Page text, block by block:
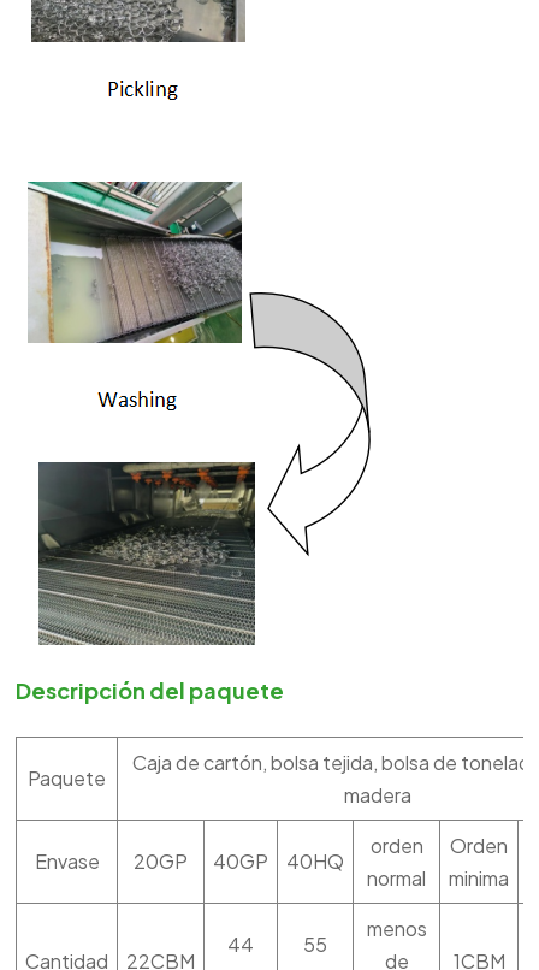
Descripción del paquete
Paquete
Caja de cartón, bolsa tejida, bolsa de
madera
Envase 20GP 40GP 40HQ
orden
normal
Orden
minima
Cantidad 22CBM
44
55
menos
de
1CBM